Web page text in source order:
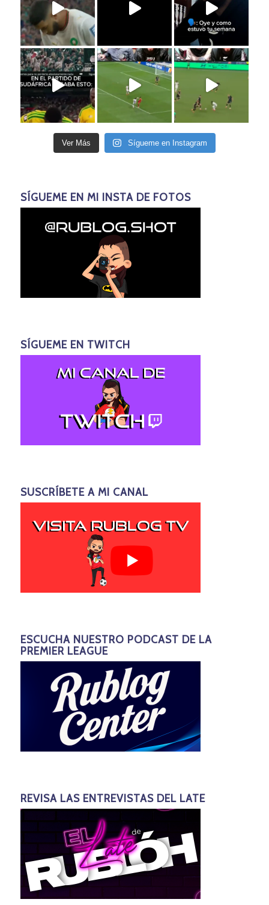
Ver Más Sígueme en Instagram
SÍGUEME EN MI INSTA DE FOTOS
SÍGUEME EN TWITCH
SUSCRÍBETE A MI CANAL
ESCUCHA NUESTRO PODCAST DE LA
PREMIER LEAGUE
REVISA LAS ENTREVISTAS DEL LATE